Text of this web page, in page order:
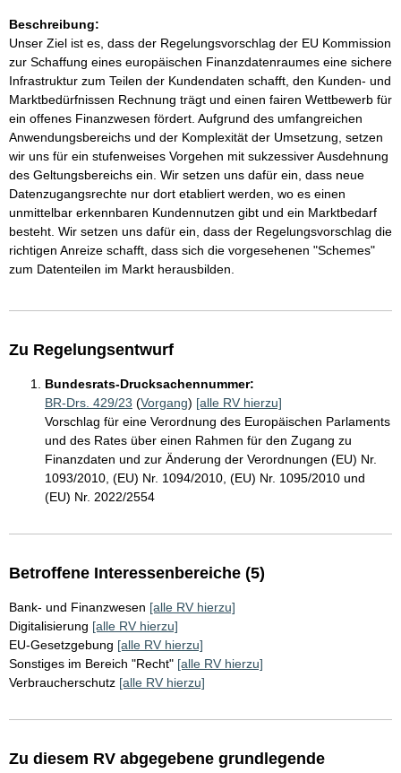
Beschreibung:
Unser Ziel ist es, dass der Regelungsvorschlag der EU Kommission
zur Schaffung eines europäischen Finanzdatenraumes eine sichere
Infrastruktur zum Teilen der Kundendaten schafft, den Kunden- und
Marktbedürfnissen Rechnung trägt und einen fairen Wettbewerb für
ein offenes Finanzwesen fördert. Aufgrund des umfangreichen
Anwendungsbereichs und der Komplexität der Umsetzung, setzen
wir uns für ein stufenweises Vorgehen mit sukzessiver Ausdehnung
des Geltungsbereichs ein. Wir setzen uns dafür ein, dass neue
Datenzugangsrechte nur dort etabliert werden, wo es einen
unmittelbar erkennbaren Kundennutzen gibt und ein Marktbedarf
besteht. Wir setzen uns dafür ein, dass der Regelungsvorschlag die
richtigen Anreize schafft, dass sich die vorgesehenen "Schemes"
zum Datenteilen im Markt herausbilden.
Zu Regelungsentwurf
Bundesrats-Drucksachennummer:
BR-Drs. 429/23 (Vorgang) [alle RV hierzu]
Vorschlag für eine Verordnung des Europäischen Parlaments
und des Rates über einen Rahmen für den Zugang zu
Finanzdaten und zur Änderung der Verordnungen (EU) Nr.
1093/2010, (EU) Nr. 1094/2010, (EU) Nr. 1095/2010 und
(EU) Nr. 2022/2554
Betroffene Interessenbereiche (5)
Bank- und Finanzwesen [alle RV hierzu]
Digitalisierung [alle RV hierzu]
EU-Gesetzgebung [alle RV hierzu]
Sonstiges im Bereich "Recht" [alle RV hierzu]
Verbraucherschutz [alle RV hierzu]
Zu diesem RV abgegebene grundlegende